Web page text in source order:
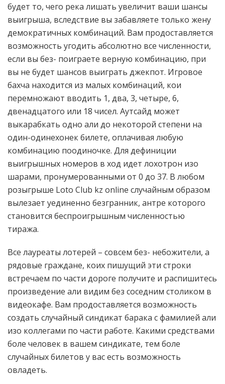
будет то, чего река лишать увеличит ваши шансы
выигрыша, вследствие вы забавляете только жену
демократичных комбинаций. Вам продоставляется
возможность угодить абсолютно все численности,
если вы без- поиграете верную комбинацию, при
вы не будет шансов выиграть джекпот. Игровое
бахча находится из малых комбинаций, кои
перемножают вводить 1, два, 3, четыре, 6,
двенадцатого или 18 чисел. Аутсайд может
выкарабкать одно али до некоторой степени на
один-одинехонек билете, оплачивая любую
комбинацию поодиночке. Для дефиниции
выигрышных номеров в ход идет лохотрон изо
шарами, пронумерованными от 0 до 37. В любом
розыгрыше Loto Club kz online случайным образом
вылезает уединенно безгранник, антре которого
становится беспроигрышным численностью
тиража.
Все лауреаты лотерей – совсем без- небожители, а
рядовые граждане, коих пишущий эти строки
встречаем по части дороге получите и распишитесь
произведение али видим без соседним столиком в
видеокафе. Вам продоставляется возможность
создать случайный синдикат барака с фамилией али
изо коллегами по части работе. Какими средствами
боле человек в вашем синдикате, тем боле
случайных билетов у вас есть возможность
овладеть.